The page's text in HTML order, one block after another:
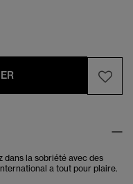
dans la sobriété avec des
a tout pour plaire.